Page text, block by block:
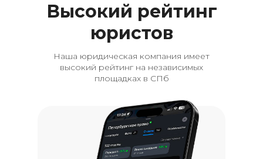
Высокий рейтинг
юристов
Наша юридическая компания имеет
высокий рейтинг на независимых
площадках в СПб